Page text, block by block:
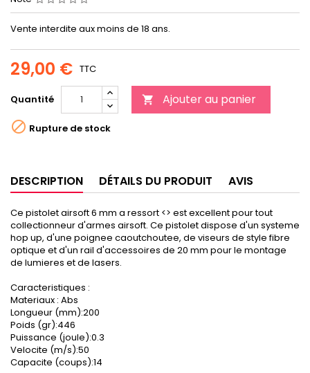
Vente interdite aux moins de 18 ans.
29,00 € TTC
Quantité  Ajouter au panier
 Rupture de stock
DESCRIPTION DÉTAILS DU PRODUIT AVIS
Ce pistolet airsoft 6 mm a ressort <> est excellent pour tout
collectionneur d'armes airsoft. Ce pistolet dispose d'un systeme
hop up, d'une poignee caoutchoutee, de viseurs de style fibre
optique et d'un rail d'accessoires de 20 mm pour le montage
de lumieres et de lasers.
Caracteristiques :
Materiaux : Abs
Longueur (mm):200
Poids (gr):446
Puissance (joule):0.3
Velocite (m/s):50
Capacite (coups):14